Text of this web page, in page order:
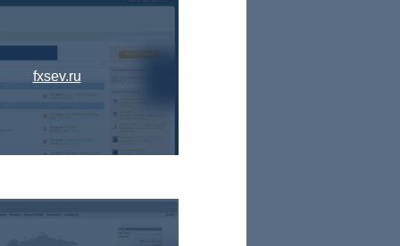
fxsev.ru